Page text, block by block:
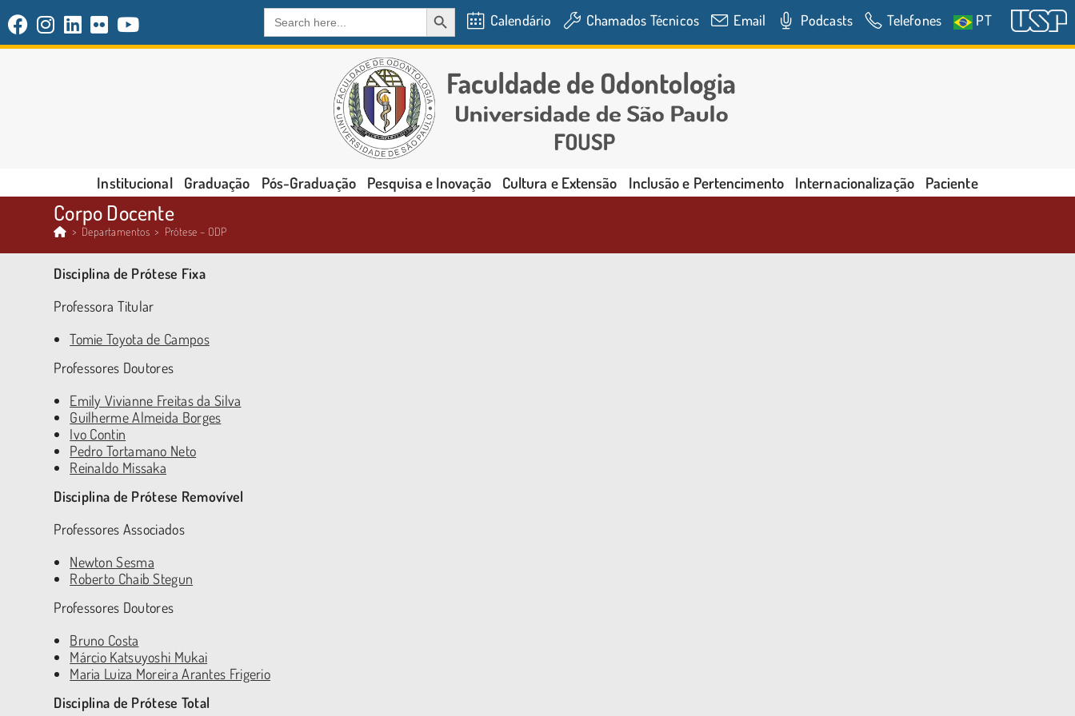
Search
for:
SEARCH BUTTON
Calendário Chamados Técnicos Email Podcasts Telefones PT
Institucional Graduação Pós-Graduação Pesquisa e Inovação Cultura e Extensão Inclusão e Pertencimento Internacionalização Paciente
Corpo Docente
> Departamentos > Prótese – ODP
Disciplina de Prótese Fixa
Professora Titular
Tomie Toyota de Campos
Professores Doutores
Emily Vivianne Freitas da Silva
Guilherme Almeida Borges
Ivo Contin
Pedro Tortamano Neto
Reinaldo Missaka
Disciplina de Prótese Removível
Professores Associados
Newton Sesma
Roberto Chaib Stegun
Professores Doutores
Bruno Costa
Márcio Katsuyoshi Mukai
Maria Luiza Moreira Arantes Frigerio
Disciplina de Prótese Total